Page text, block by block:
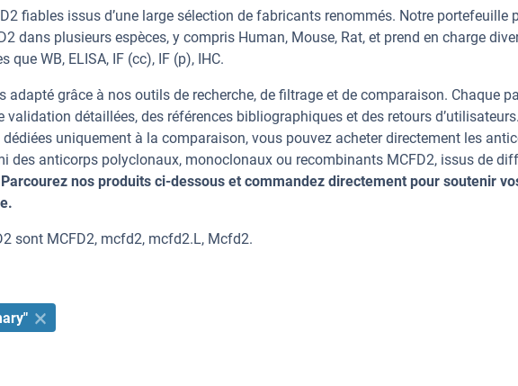
fiables issus d’une large sélection de fabricants renommés. Notre portefeuille
dans plusieurs espèces, y compris Human, Mouse, Rat, et prend en charge
WB, ELISA, IF (cc), IF (p), IHC.
adapté grâce à nos outils de recherche, de filtrage et de comparaison. Chaque
détaillées, des références bibliographiques et des retours d’utilisateurs.
uniquement à la comparaison, vous pouvez acheter directement les
des anticorps polyclonaux, monoclonaux ou recombinants MCFD2, issus de
Parcourez nos produits ci-dessous et commandez directement pour soutenir
sont MCFD2, mcfd2, mcfd2.L, Mcfd2.